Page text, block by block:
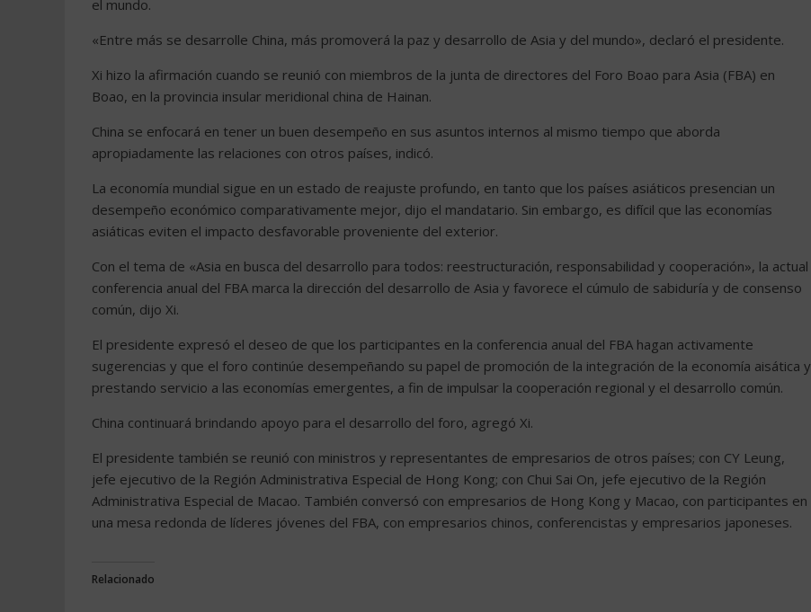
el mundo.
«Entre más se desarrolle China, más promoverá la paz y desarrollo de Asia y del mundo», declaró el presidente.
Xi hizo la afirmación cuando se reunió con miembros de la junta de directores del Foro Boao para Asia (FBA) en
Boao, en la provincia insular meridional china de Hainan.
China se enfocará en tener un buen desempeño en sus asuntos internos al mismo tiempo que aborda
apropiadamente las relaciones con otros países, indicó.
La economía mundial sigue en un estado de reajuste profundo, en tanto que los países asiáticos presencian un
desempeño económico comparativamente mejor, dijo el mandatario. Sin embargo, es difícil que las economías
asiáticas eviten el impacto desfavorable proveniente del exterior.
Con el tema de «Asia en busca del desarrollo para todos: reestructuración, responsabilidad y cooperación», la actual
conferencia anual del FBA marca la dirección del desarrollo de Asia y favorece el cúmulo de sabiduría y de consenso
común, dijo Xi.
El presidente expresó el deseo de que los participantes en la conferencia anual del FBA hagan activamente
sugerencias y que el foro continúe desempeñando su papel de promoción de la integración de la economía aisática y
prestando servicio a las economías emergentes, a fin de impulsar la cooperación regional y el desarrollo común.
China continuará brindando apoyo para el desarrollo del foro, agregó Xi.
El presidente también se reunió con ministros y representantes de empresarios de otros países; con CY Leung,
jefe ejecutivo de la Región Administrativa Especial de Hong Kong; con Chui Sai On, jefe ejecutivo de la Región
Administrativa Especial de Macao. También conversó con empresarios de Hong Kong y Macao, con participantes en
una mesa redonda de líderes jóvenes del FBA, con empresarios chinos, conferencistas y empresarios japoneses.
Relacionado